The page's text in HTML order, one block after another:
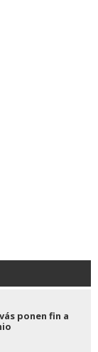
ponen fin a